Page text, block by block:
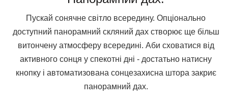
Пускай сонячне світло всередину. Опціонально
доступний панорамний скляний дах створює ще більш
витончену атмосферу всередині. Аби сховатися від
активного сонця у спекотні дні - достатьно натисну
кнопку і автоматизована сонцезахисна штора закриє
панорамний дах.